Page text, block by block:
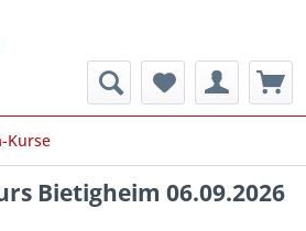
Kurse
Bietigheim 06.09.2026